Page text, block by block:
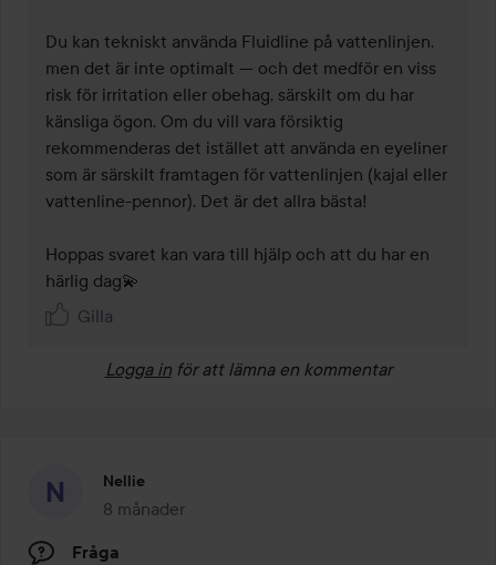
Du kan tekniskt använda Fluidline på vattenlinjen,
men det är inte optimalt — och det medför en viss
risk för irritation eller obehag, särskilt om du har
känsliga ögon. Om du vill vara försiktig
rekommenderas det istället att använda en eyeliner
som är särskilt framtagen för vattenlinjen (kajal eller
vattenline-pennor). Det är det allra bästa!
Hoppas svaret kan vara till hjälp och att du har en
härlig dag💫
Gilla
Logga in för att lämna en kommentar
Nellie
8 månader
Inlägget skapades 8 månader
Fråga